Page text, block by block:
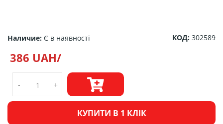
Наличие: Є в наявності КОД: 302589
386 UAH/
- +
КУПИТИ В 1 КЛІК